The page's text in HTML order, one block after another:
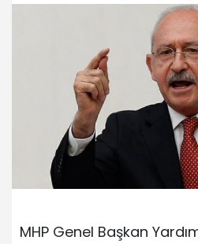
MHP Genel Başkan